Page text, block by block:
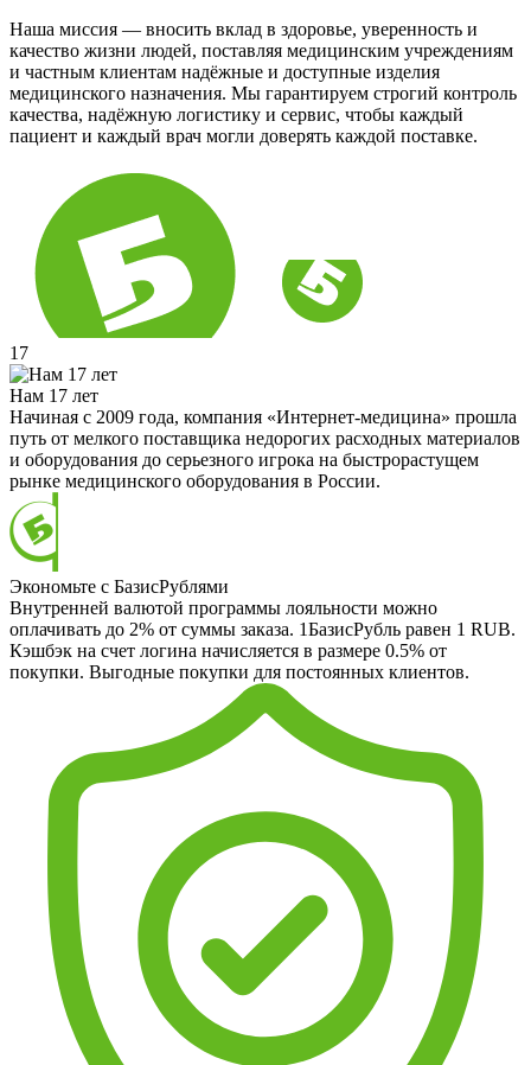
Наша миссия — вносить вклад в здоровье, уверенность и
качество жизни людей, поставляя медицинским учреждениям
и частным клиентам надёжные и доступные изделия
медицинского назначения. Мы гарантируем строгий контроль
качества, надёжную логистику и сервис, чтобы каждый
пациент и каждый врач могли доверять каждой поставке.
17
Нам 17 лет
Начиная с 2009 года, компания «Интернет-медицина» прошла
путь от мелкого поставщика недорогих расходных материалов
и оборудования до серьезного игрока на быстрорастущем
рынке медицинского оборудования в России.
Экономьте с БазисРублями
Внутренней валютой программы лояльности можно
оплачивать до 2% от суммы заказа. 1БазисРубль равен 1 RUB.
Кэшбэк на счет логина начисляется в размере 0.5% от
покупки. Выгодные покупки для постоянных клиентов.